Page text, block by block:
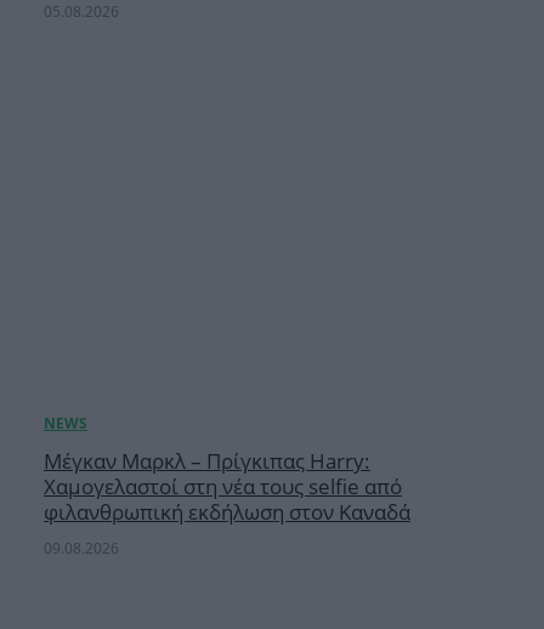
05.08.2026
Μέγκαν Μαρκλ – Πρίγκιπας Harry:
Χαμογελαστοί στη νέα τους selfie από
φιλανθρωπική εκδήλωση στον Καναδά
09.08.2026